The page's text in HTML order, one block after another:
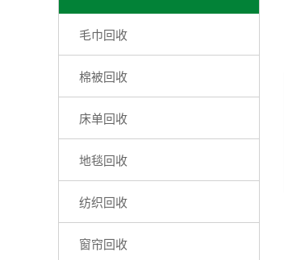
毛巾回收
棉被回收
床单回收
地毯回收
纺织回收
窗帘回收